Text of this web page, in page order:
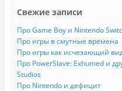
а
д
р
е
с
Свежие записи
Про Game Boy и Nintendo
Про игры в смутные времена
Про игры как исчезающий
Про PowerSlave: Exhumed и
Studios
Про Nintendo и дефицит